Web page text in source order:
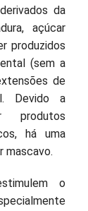
da
açúcar
produzidos
(sem a
de
Devido a
produtos
há uma
mascavo.
o